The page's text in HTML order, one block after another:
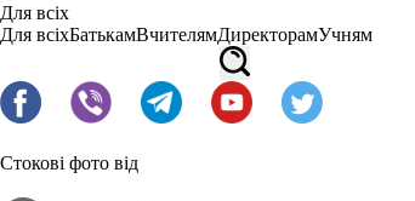
Для всіх
Для всіхБатькамВчителямДиректорамУчням
Стокові фото від